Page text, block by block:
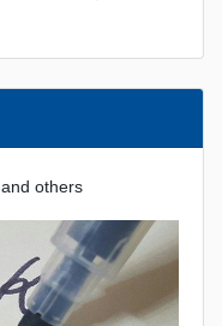
and others